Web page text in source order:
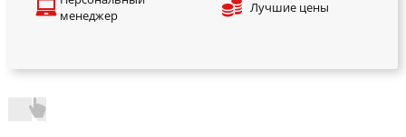
менеджер
Лучшие цены